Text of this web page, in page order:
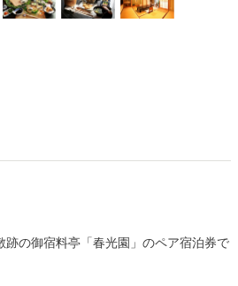
跡の御宿料亭「春光園」のペア宿泊券で